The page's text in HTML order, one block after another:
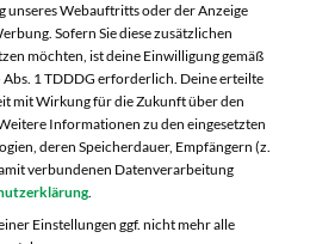
diese Woche:
07:00 – 20:00 Uhr
07:00 – 20:00 Uhr
07:00 – 20:00 Uhr
07:00 – 21:00 Uhr
07:00 – 21:00 Uhr
unseres Webauftritts oder der Anzeige
Sofern Sie diese zusätzlichen
möchten, ist deine Einwilligung gemäß
Abs. 1 TDDDG erforderlich. Deine erteilte
mit Wirkung für die Zukunft über den
Informationen zu den eingesetzten
deren Speicherdauer, Empfängern (z.
verbundenen Datenverarbeitung
.
Einstellungen ggf. nicht mehr alle